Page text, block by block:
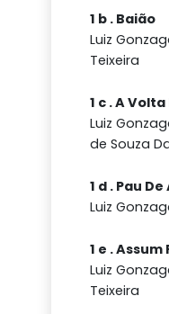
1 b . Baião
Luiz
Teixeira
1 c . A
Luiz
de Souza
1 d . Pau
Luiz
1 e .
Luiz
Teixeira